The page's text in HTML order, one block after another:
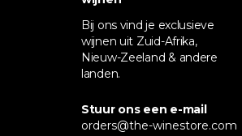
Bij ons vind je exclusieve
wijnen uit Zuid-Afrika,
Nieuw-Zeeland & andere
landen.
Stuur ons een e-mail
orders@the-winestore.com